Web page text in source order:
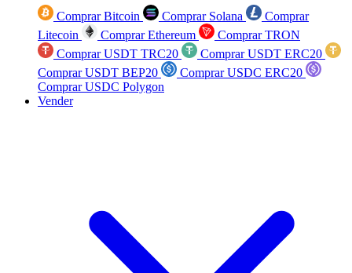
Comprar Bitcoin Comprar Solana
Comprar
Litecoin
Comprar Ethereum
Comprar TRON
Comprar USDT TRC20
Comprar USDT ERC20
Comprar USDT BEP20
Comprar USDC ERC20
Comprar USDC Polygon
Vender